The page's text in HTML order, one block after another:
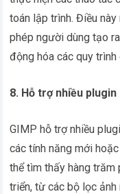
toán lập trình. Điều
phép người dùng tạo
động hóa các quy
8. Hỗ trợ nhiều plugin
GIMP hỗ trợ nhiều
các tính năng mới
thể tìm thấy hàng
triển, từ các bộ lọc